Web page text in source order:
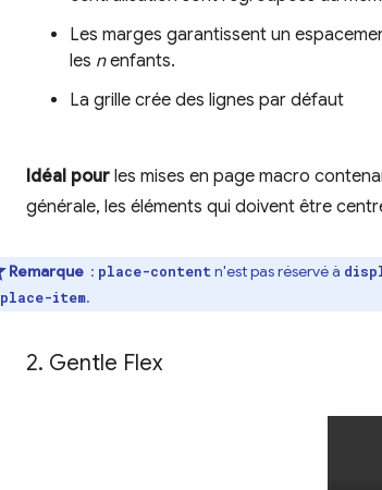
Les marges garantissent un
les nenfants.
La grille crée des lignes par défaut
Idéal pour les mises en page macro
générale, les éléments qui doivent être
Remarque : place-content n'est pas réservé à
place-item.
2. Gentle Flex